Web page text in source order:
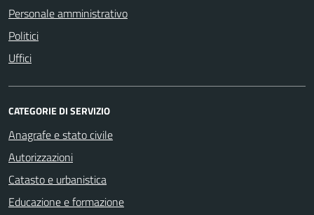
Personale amministrativo
Politici
Uffici
CATEGORIE DI SERVIZIO
Anagrafe e stato civile
Autorizzazioni
Catasto e urbanistica
Educazione e formazione